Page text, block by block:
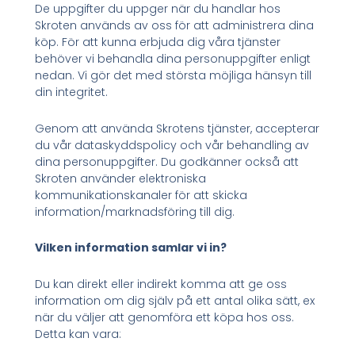
De uppgifter du uppger när du handlar hos
Skroten används av oss för att administrera dina
köp. För att kunna erbjuda dig våra tjänster
behöver vi behandla dina personuppgifter enligt
nedan. Vi gör det med största möjliga hänsyn till
din integritet.
Genom att använda Skrotens tjänster, accepterar
du vår dataskyddspolicy och vår behandling av
dina personuppgifter. Du godkänner också att
Skroten använder elektroniska
kommunikationskanaler för att skicka
information/marknadsföring till dig.
Vilken information samlar vi in?
Du kan direkt eller indirekt komma att ge oss
information om dig själv på ett antal olika sätt, ex
när du väljer att genomföra ett köpa hos oss.
Detta kan vara: